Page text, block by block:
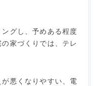
グし、予めある程度
家づくりでは、テレ
悪くなりやすい、電